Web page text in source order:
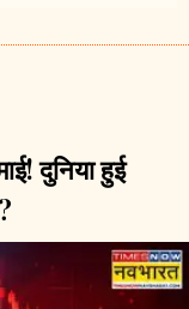
दुनिया हुई